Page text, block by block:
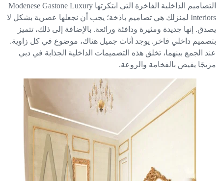
التصاميم الداخلية الفاخرة التي ابتكرتها Modenese Gastone Luxury
Interiors لمنزلك هي تصاميم باذخة؛ يجب أن نجعلها عصرية بشكل لا
إنها جديدة ومثيرة ودافئة ورائعة. بالإضافة إلى ذلك، تتميز
داخلي فاخر. يوجد أثاث جميل هناك، موضوع في كل زاوية.
الجمع بينهما، تخلق هذه التصميمات الداخلية الجذابة في دبي
يفيض بالفخامة والروعة.